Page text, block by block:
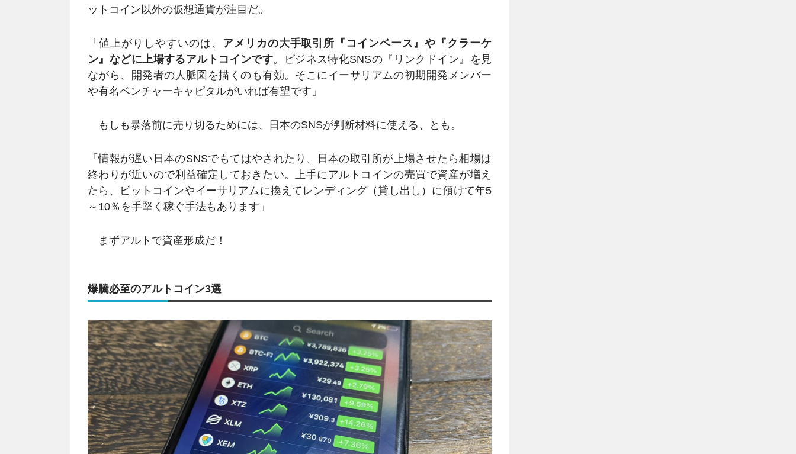
ットコイン以外の仮想通貨が注目だ。
「値上がりしやすいのは、 アメリカの大手取引所『コインベース』や『クラーケ
ン』などに上場するアルトコインです。ビジネス特化SNSの『リンクドイン』を見
ながら、開発者の人脈図を描くのも有効。そこにイーサリアムの初期開発メンバー
や有名ベンチャーキャピタルがいれば有望です」
もしも暴落前に売り切るためには、日本のSNSが判断材料に使える、とも。
「情報が遅い日本のSNSでもてはやされたり、日本の取引所が上場させたら相場は
終わりが近いので利益確定しておきたい。上手にアルトコインの売買で資産が増え
たら、ビットコインやイーサリアムに換えてレンディング（貸し出し）に預けて年5
～10％を手堅く稼ぐ手法もあります」
まずアルトで資産形成だ！
爆騰必至のアルトコイン3選